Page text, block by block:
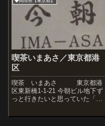
さん。なんと株式上場している
喫茶店です。品のある雰囲気。
奥様方がたくさんいました。
喫茶いまあさ／東京都港
区
喫茶 いまあさ 東京都港
区東新橋1-1-21 今朝ビル地下ず
っと行きたいと思っていた「喫
く行くことができた。新橋駅か